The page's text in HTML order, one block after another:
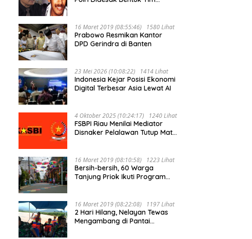
16 Maret 2019 (08:55:46) 1580 Lihat
Prabowo Resmikan Kantor
DPD Gerindra di Banten
23 Mei 2026 (10:08:22) 1414 Lihat
Indonesia Kejar Posisi Ekonomi
Digital Terbesar Asia Lewat AI
4 Oktober 2025 (10:24:17) 1240 Lihat
FSBPI Riau Menilai Mediator
Disnaker Pelalawan Tutup Mata
16 Maret 2019 (08:10:58) 1223 Lihat
Bersih-bersih, 60 Warga
Tanjung Priok Ikuti Program
16 Maret 2019 (08:22:08) 1197 Lihat
2 Hari Hilang, Nelayan Tewas
Mengambang di Pantai